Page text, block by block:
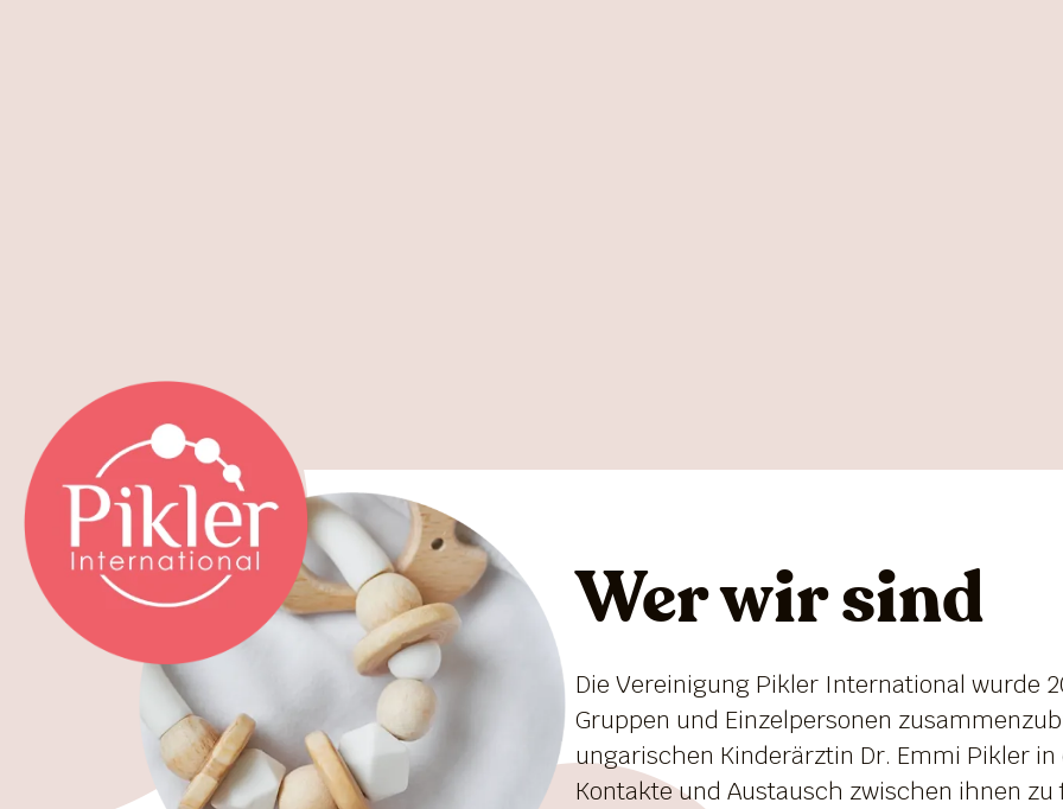
Wer wir sind
Die Vereinigung Pikler International wurde
Gruppen und Einzelpersonen
ungarischen Kinderärztin Dr. Emmi Pikler
Kontakte und Austausch zwischen ihnen